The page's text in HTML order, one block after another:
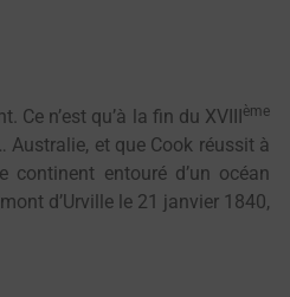
Ce n’est qu’à la fin du XVIIIème
Australie, et que Cook réussit à
continent entouré d’un océan
d’Urville le 21 janvier 1840,